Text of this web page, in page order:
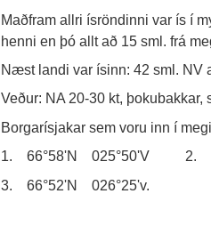
Maðfram allri ísröndinni var ís í
henni en þó allt að 15 sml. frá
Næst landi var ísinn: 42 sml. NV
Veður: NA 20-30 kt,
Borgarísjakar sem voru inn í
1. 66°58'N 025°50'V 2.
3. 66°52'N 026°25'v.